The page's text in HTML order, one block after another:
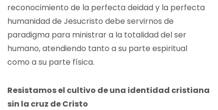
reconocimiento de la perfecta deidad y la perfecta
humanidad de Jesucristo debe servirnos de
paradigma para ministrar a la totalidad del ser
humano, atendiendo tanto a su parte espiritual
como a su parte física.
Resistamos el cultivo de una identidad cristiana
sin la cruz de Cristo